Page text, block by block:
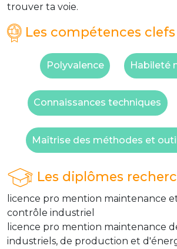
trouver ta voie.
Les compétences clefs
Polyvalence Habileté
Connaissances techniques
Maîtrise des méthodes et
Les diplômes
licence pro mention maintenance
contrôle industriel
licence pro mention maintenance
industriels, de production et